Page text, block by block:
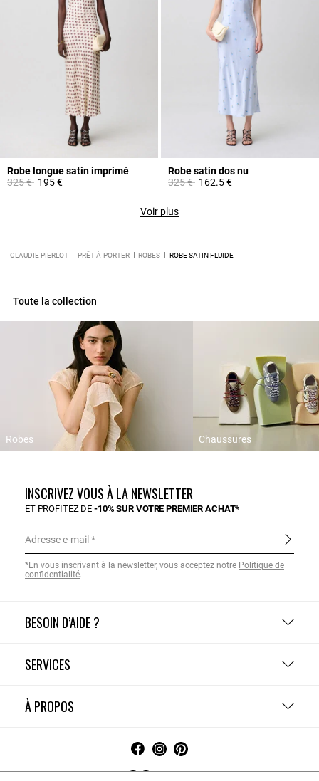
Robe longue satin imprimé
Prix réduit à partir de
325 €à195 €
Robe satin dos nu
Prix réduit à partir de
325 €à162.5 €
Voir plus
CLAUDIE PIERLOT PRÊT-À-PORTER ROBES ROBE SATIN FLUIDE
Toute la collection
Robes Chaussures
BESOIN D’AIDE ?
SERVICES
À PROPOS
INSCRIVEZ VOUS À LA NEWSLETTER
ET PROFITEZ DE-10% SUR VOTRE PREMIER ACHAT*
Adresse e-mail
*En vous inscrivant à la newsletter, vous acceptez notre Politique de
confidentialité.